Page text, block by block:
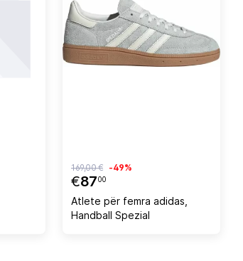
€8700
169,00 € -49%
Atlete për femra adidas,
Handball Spezial